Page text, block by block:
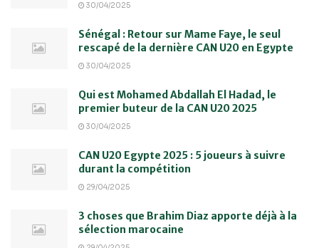
30/04/2025
Sénégal : Retour sur Mame Faye, le seul
rescapé de la dernière CAN U20 en Egypte
30/04/2025
Qui est Mohamed Abdallah El Hadad, le
premier buteur de la CAN U20 2025
30/04/2025
CAN U20 Egypte 2025 : 5 joueurs à suivre
durant la compétition
29/04/2025
3 choses que Brahim Diaz apporte déjà à la
sélection marocaine